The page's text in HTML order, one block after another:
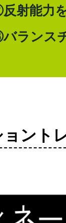
射能力
ランス
ント